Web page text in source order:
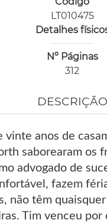
LT010475
Detalhes
Nº Páginas
312
DESCRIÇÃO
vinte anos de
saborearam os
advogado de
fazem
não têm
Tim venceu por